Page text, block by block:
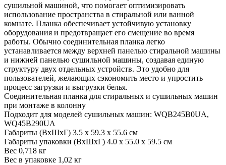
сушильной машиной, что помогает оптимизировать
использование пространства в стиральной или ванной
комнате. Планка обеспечивает устойчивую установку
оборудования и предотвращает его смещение во время
работы. Обычно соединительная планка легко
устанавливается между верхней панелью стиральной машины
и нижней панелью сушильной машины, создавая единую
структуру двух отдельных устройств. Это удобно для
пользователей, желающих сэкономить место и упростить
процесс загрузки и выгрузки белья.
Соединительная планка для стиральных и сушильных машин
при монтаже в колонну
Подходит для моделей сушильных машин: WQB245B0UA,
WQ45B290UA
Габариты (ВхШхГ) 3.5 х 59.3 х 55.6 см
Габариты упаковки (ВхШхГ) 4.0 x 55.0 x 59.5 см
Вес 0,718 кг
Вес в упаковке 1,02 кг